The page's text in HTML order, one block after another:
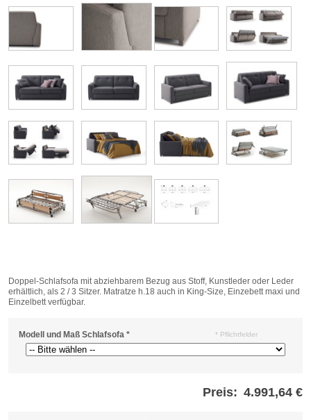
Doppel-Schlafsofa mit abziehbarem Bezug aus Stoff, Kunstleder oder Leder
erhältlich, als 2 / 3 Sitzer. Matratze h.18 auch in King-Size, Einzebett maxi und
Einzelbett verfügbar.
Modell und Maß Schlafsofa * * Pflichtfelder
Preis: 4.991,64 €